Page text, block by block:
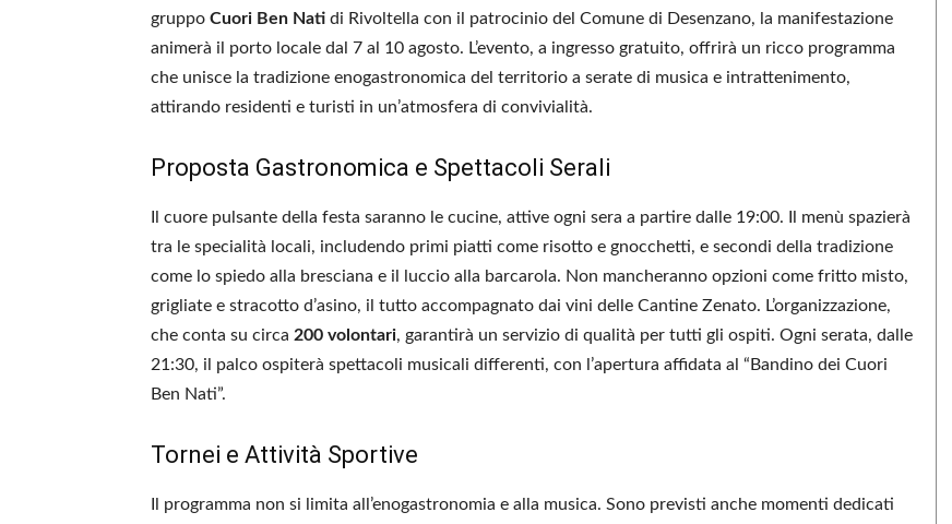
gruppo Cuori Ben Nati di Rivoltella con il patrocinio del Comune di Desenzano, la manifestazione
animerà il porto locale dal 7 al 10 agosto. L’evento, a ingresso gratuito, offrirà un ricco programma
che unisce la tradizione enogastronomica del territorio a serate di musica e intrattenimento,
attirando residenti e turisti in un’atmosfera di convivialità.
Proposta Gastronomica e Spettacoli Serali
Il cuore pulsante della festa saranno le cucine, attive ogni sera a partire dalle 19:00. Il menù spazierà
tra le specialità locali, includendo primi piatti come risotto e gnocchetti, e secondi della tradizione
come lo spiedo alla bresciana e il luccio alla barcarola. Non mancheranno opzioni come fritto misto,
grigliate e stracotto d’asino, il tutto accompagnato dai vini delle Cantine Zenato. L’organizzazione,
che conta su circa 200 volontari, garantirà un servizio di qualità per tutti gli ospiti. Ogni serata, dalle
21:30, il palco ospiterà spettacoli musicali differenti, con l’apertura affidata al “Bandino dei Cuori
Ben Nati”.
Tornei e Attività Sportive
Il programma non si limita all’enogastronomia e alla musica. Sono previsti anche momenti dedicati